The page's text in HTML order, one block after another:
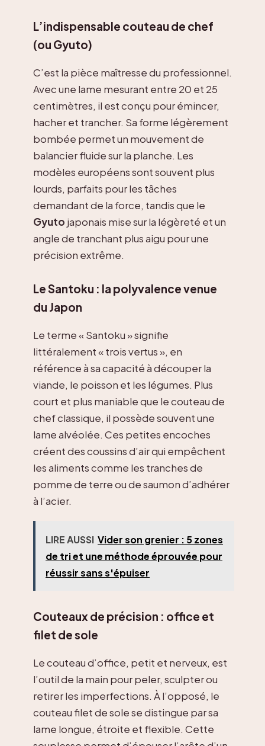
L’indispensable couteau de chef
(ou Gyuto)
C’est la pièce maîtresse du professionnel.
Avec une lame mesurant entre 20 et 25
centimètres, il est conçu pour émincer,
hacher et trancher. Sa forme légèrement
bombée permet un mouvement de
balancier fluide sur la planche. Les
modèles européens sont souvent plus
lourds, parfaits pour les tâches
demandant de la force, tandis que le
Gyuto japonais mise sur la légèreté et un
angle de tranchant plus aigu pour une
précision extrême.
Le Santoku : la polyvalence venue
du Japon
Le terme « Santoku » signifie
littéralement « trois vertus », en
référence à sa capacité à découper la
viande, le poisson et les légumes. Plus
court et plus maniable que le couteau de
chef classique, il possède souvent une
lame alvéolée. Ces petites encoches
créent des coussins d’air qui empêchent
les aliments comme les tranches de
pomme de terre ou de saumon d’adhérer
à l’acier.
LIRE AUSSI Vider son grenier : 5 zones
de tri et une méthode éprouvée pour
réussir sans s'épuiser
Couteaux de précision : office et
filet de sole
Le couteau d’office, petit et nerveux, est
l’outil de la main pour peler, sculpter ou
retirer les imperfections. À l’opposé, le
couteau filet de sole se distingue par sa
lame longue, étroite et flexible. Cette